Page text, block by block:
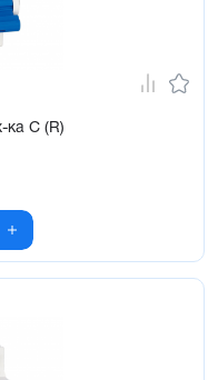
ка C (R)